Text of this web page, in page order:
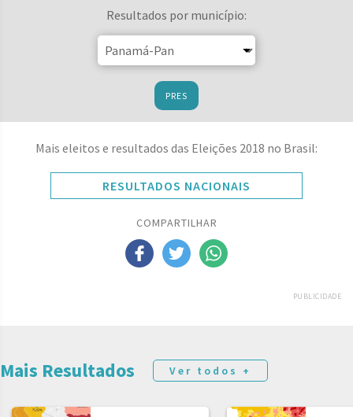
Resultados por município:
PRES
Mais eleitos e resultados das Eleições 2018 no Brasil:
RESULTADOS NACIONAIS
COMPARTILHAR
PUBLICIDADE
Mais Resultados Ver todos +